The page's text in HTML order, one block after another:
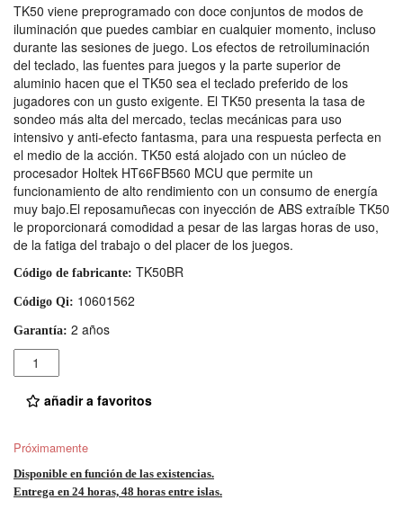
TK50 viene preprogramado con doce conjuntos de modos de
iluminación que puedes cambiar en cualquier momento, incluso
durante las sesiones de juego. Los efectos de retroiluminación
del teclado, las fuentes para juegos y la parte superior de
aluminio hacen que el TK50 sea el teclado preferido de los
jugadores con un gusto exigente. El TK50 presenta la tasa de
sondeo más alta del mercado, teclas mecánicas para uso
intensivo y anti-efecto fantasma, para una respuesta perfecta en
el medio de la acción. TK50 está alojado con un núcleo de
procesador Holtek HT66FB560 MCU que permite un
funcionamiento de alto rendimiento con un consumo de energía
muy bajo.El reposamuñecas con inyección de ABS extraíble TK50
le proporcionará comodidad a pesar de las largas horas de uso,
de la fatiga del trabajo o del placer de los juegos.
Código de fabricante: TK50BR
Código Qi: 10601562
Garantía: 2 años
Cantidad
añadir a favoritos
Próximamente
Disponible en función de las existencias.
Entrega en 24 horas, 48 horas entre islas.